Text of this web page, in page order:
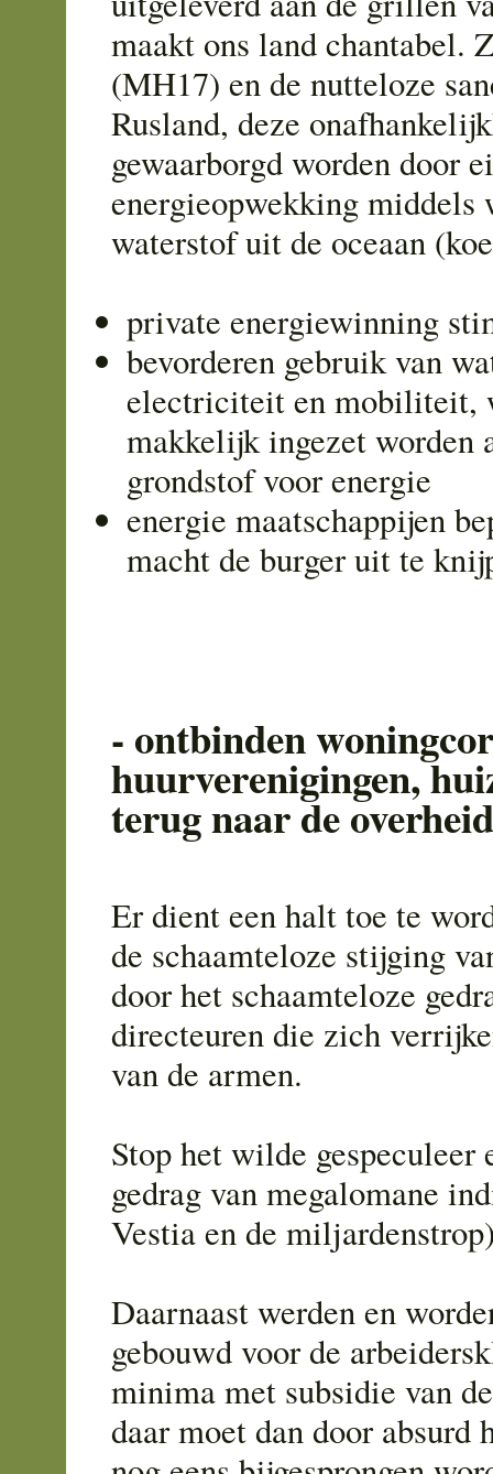
maakt ons land chantabel.
(MH17) en de nutteloze
Rusland, deze
gewaarborgd worden door
energieopwekking middels
waterstof uit de oceaan
private energiewinning
bevorderen gebruik van
electriciteit en mobiliteit,
makkelijk ingezet worden
grondstof voor energie
energie maatschappijen
macht de burger uit te
- ontbinden
huurverenigingen,
terug naar de overheid
Er dient een halt toe te
de schaamteloze stijging
door het schaamteloze
directeuren die zich
van de armen.
Stop het wilde gespeculeer
gedrag van megalomane
Vestia en de
Daarnaast werden en
gebouwd voor de
minima met subsidie van
daar moet dan door absurd